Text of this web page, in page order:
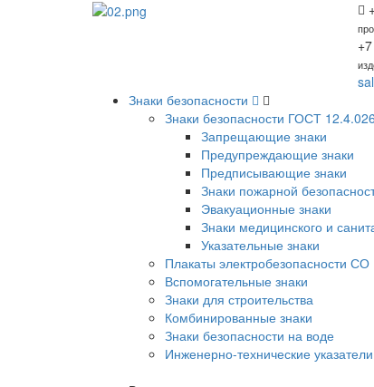
Знаки безопасности
Знаки безопасности ГОСТ
Запрещающие знаки
Предупреждающие знаки
Предписывающие знаки
Знаки пожарной
Эвакуационные знаки
Знаки медицинского и
Указательные знаки
Плакаты электробезопасности
Вспомогательные знаки
Знаки для строительства
Комбинированные знаки
Знаки безопасности на воде
Инженерно-технические указатели